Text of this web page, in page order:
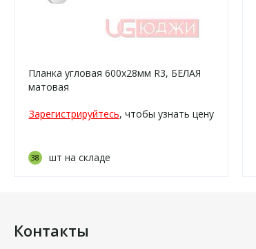
Планка угловая 600х28мм R3, БЕЛАЯ
матовая
Зарегистрируйтесь, чтобы узнать цену
38 шт на складе
Контакты